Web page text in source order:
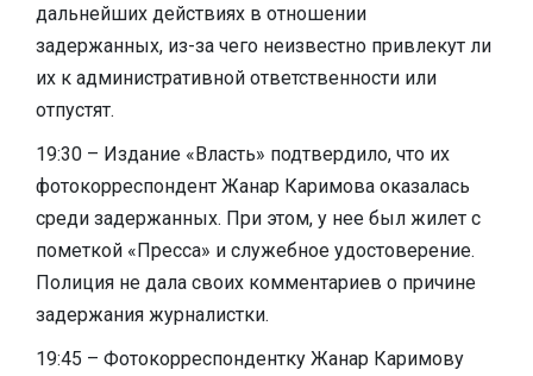
дальнейших действиях в отношении
задержанных, из-за чего неизвестно привлекут ли
их к административной ответственности или
отпустят.
19:30 – Издание «Власть» подтвердило, что их
фотокорреспондент Жанар Каримова оказалась
среди задержанных. При этом, у нее был жилет с
пометкой «Пресса» и служебное удостоверение.
Полиция не дала своих комментариев о причине
задержания журналистки.
19:45 – Фотокорреспондентку Жанар Каримову